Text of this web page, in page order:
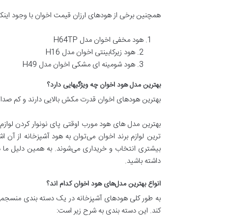
همچنین برخی از هودهای ارزان قیمت اخوان با وجود
هود مخفی اخوان مدل H64TP
2. هود زیرکابینتی اخوان مدل H16
3. هود شومینه ای مشکی اخوان مدل H49
بهترین مدل هود اخوان چه ویژگیهایی دارد؟
بهترین هودهای اخوان قدرت مکش بالایی دارند و کم
بهترین مدل های هود مورب اوقتی پای نونوار کردن
ترین لوازم برند اخوان می‌توان به هود آشپزخانه از
بیشتری انتخاب و خریداری می‌شوند. به همین دلیل ما
داشته باشید.
انواع بهترین مدل‌های هود اخوان کدام اند؟
به طور کلی هودهای آشپزخانه در یک دسته بندی
کند. این دسته بندی به شرح زیر است: